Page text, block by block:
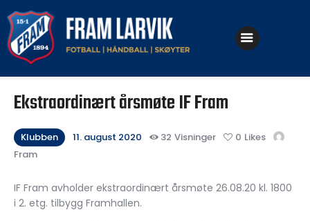
Fotball
Håndball
Ekstraordinært årsmøte IF Fram
Klubben 11. august 2020 32 Visninger 0 Likes
Fram
IF Fram avholder ekstraordinært årsmøte 26.08.20 kl. 1800
i 2. etg. tilbygg Framhallen.